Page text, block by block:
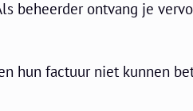
beheerder ontvang je
hun factuur niet kunnen